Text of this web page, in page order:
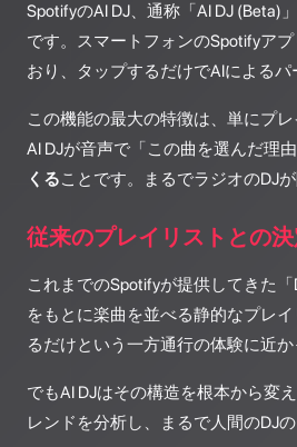
SpotifyのAI DJ、通称「AI DJ (Beta)
です。スマートフォンのSpotifyア
おり、タップするだけでAIによる
この機能の最大の特徴は、単にプ
AI DJが音声で「この曲を選んだ理
くることです。まるでラジオのDJ
従来のプレイリストとの
これまでのSpotifyが提供してきた
をもとに楽曲を並べる静的なプレ
るだけという一方通行の体験に近か
でもAI DJはその構造を根本から変
レンドを分析し、まるで人間のDJ